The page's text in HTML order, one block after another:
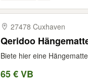
27478 Cuxhaven
Qeridoo
Biete hier eine
65 € VB